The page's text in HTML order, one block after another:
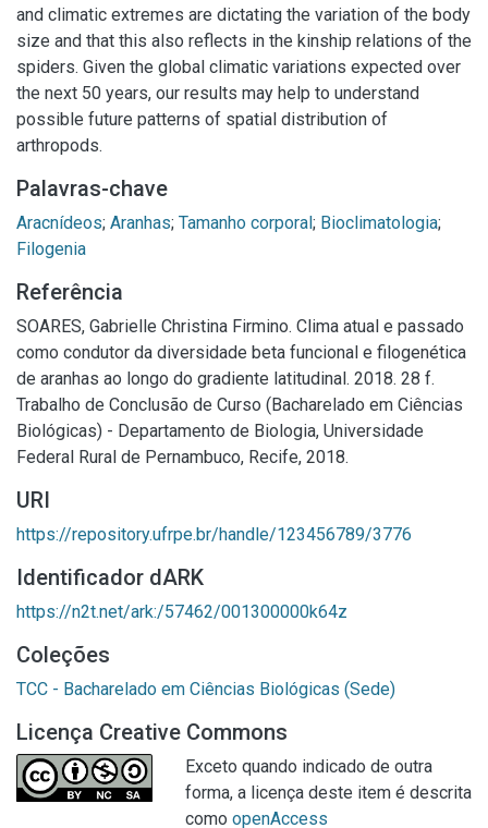
and climatic extremes are dictating the variation of the body
size and that this also reflects in the kinship relations of the
spiders. Given the global climatic variations expected over
the next 50 years, our results may help to understand
possible future patterns of spatial distribution of
arthropods.
Palavras-chave
Aracnídeos; Aranhas; Tamanho corporal; Bioclimatologia;
Filogenia
Referência
SOARES, Gabrielle Christina Firmino. Clima atual e passado
como condutor da diversidade beta funcional e filogenética
de aranhas ao longo do gradiente latitudinal. 2018. 28 f.
Trabalho de Conclusão de Curso (Bacharelado em Ciências
Biológicas) - Departamento de Biologia, Universidade
Federal Rural de Pernambuco, Recife, 2018.
URI
https://repository.ufrpe.br/handle/123456789/3776
Identificador dARK
https://n2t.net/ark:/57462/001300000k64z
Coleções
TCC - Bacharelado em Ciências Biológicas (Sede)
Licença Creative Commons
Exceto quando indicado de outra
forma, a licença deste item é descrita
como openAccess